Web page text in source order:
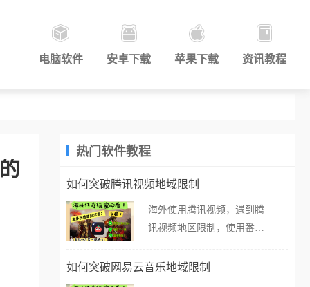
电脑软件 安卓下载 苹果下载 资讯教程
热门软件教程
如何突破腾讯视频地域限制
海外使用腾讯视频，遇到腾
讯视频地区限制，使用番茄
外打开腾讯视频，却突然弹
如何突破网易云音乐地域限制